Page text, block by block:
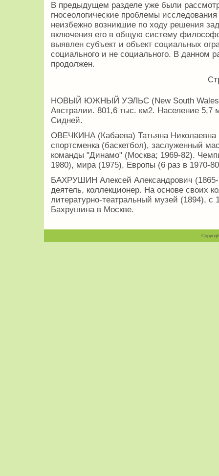
В предыдущем разделе уже были
гносеологические проблемы
неизбежно возникшие по ходу решения
включения его в общую систему
выявлен субъект и объект социальных
социального и не социального. В данном
продолжен.
НОВЫЙ ЮЖНЫЙ УЭЛЬС (New South Wales)
Австралии. 801,6 тыс. км2. Население 5,7
Сидней.
ОВЕЧКИНА (Кабаева) Татьяна Николаевна
спортсменка (баскетбол), заслуженный
команды "Динамо" (Москва; 1969-82).
1980), мира (1975), Европы (6 раз в 1970-
БАХРУШИН Алексей Александрович
деятель, коллекционер. На основе своих
литературно-театральный музей (1894),
Бахрушина в Москве.